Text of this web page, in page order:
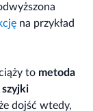
na przykład
to metoda
szyjki
dojść wtedy,